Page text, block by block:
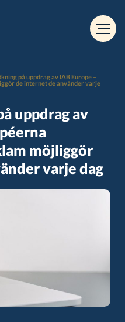
på uppdrag av IAB Europe –
de internet de använder varje
uppdrag av
möjliggör
varje dag